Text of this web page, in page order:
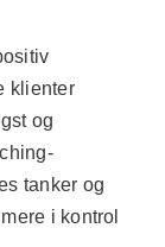
klienter
og
tanker og
i kontrol